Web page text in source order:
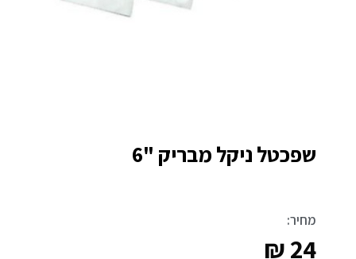
שפכטל ניקל מבריק "6
מחיר:
₪24